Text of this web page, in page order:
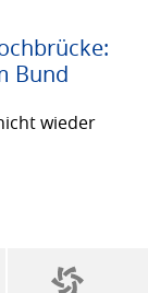
Bund
wieder